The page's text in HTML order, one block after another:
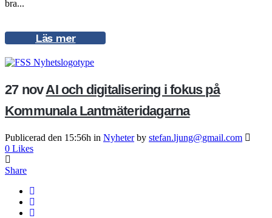
bra...
Läs mer
27 novAI och digitalisering i fokus på
Kommunala Lantmäteridagarna
Publicerad den 15:56h in Nyheter by stefan.ljung@gmail.com
0 Likes
Share